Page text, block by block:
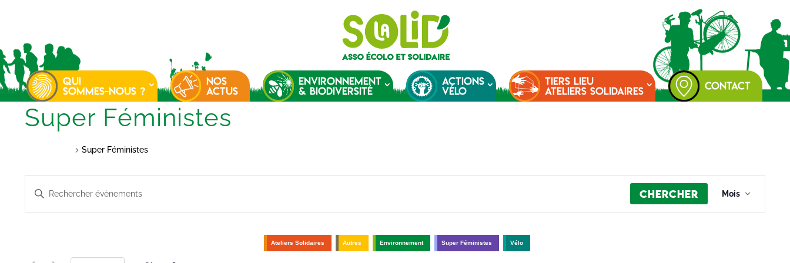
QUI
SOMMES-NOUS ?
NOS
ACTUS
ENVIRONNEMENT
& BIODIVERSITÉ
ACTIONS
VÉLO
TIERS LIEU
ATELIERS SOLIDAIRES
CONTACT
Super Féministes
Super Féministes
Recherche
et
navigation
vues
Saisir
Chercher
de
vues
Mois
Ateliers Solidaires Autres Environnement Super Féministes Vélo